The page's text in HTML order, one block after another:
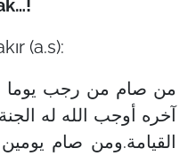
(a.s):
من صام من رجب يوما
آخره أوجب الله له
القيامة.ومن صام